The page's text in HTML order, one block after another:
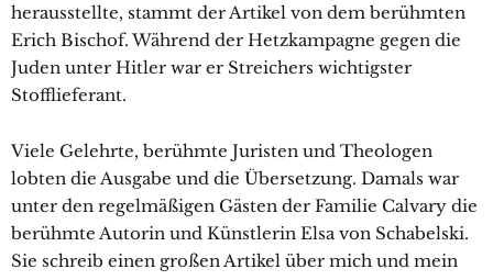
herausstellte, stammt der Artikel von dem berühmten
Erich Bischof. Während der Hetzkampagne gegen die
Juden unter Hitler war er Streichers wichtigster
Stofflieferant.
Viele Gelehrte, berühmte Juristen und Theologen
lobten die Ausgabe und die Übersetzung. Damals war
unter den regelmäßigen Gästen der Familie Calvary die
berühmte Autorin und Künstlerin Elsa von Schabelski.
Sie schreib einen großen Artikel über mich und mein